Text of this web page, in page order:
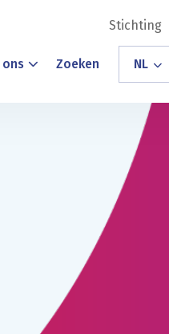
Stichting
ons Zoeken NL